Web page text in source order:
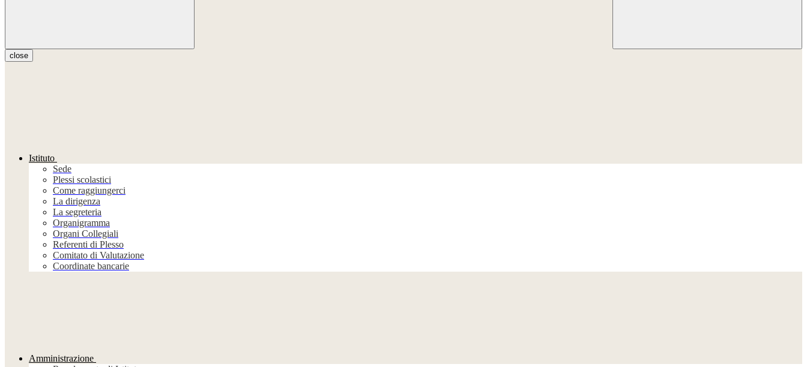
close
Istituto
Sede
Plessi scolastici
Come raggiungerci
La dirigenza
La segreteria
Organigramma
Organi Collegiali
Referenti di Plesso
Comitato di Valutazione
Coordinate bancarie
Amministrazione